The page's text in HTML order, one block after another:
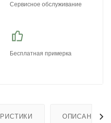
Сервисное обслуживание
Бесплатная примерка
ОПИСАНИЕ